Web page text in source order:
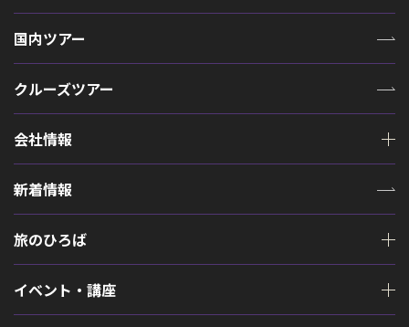
国内ツアー
クルーズツアー
会社情報
新着情報
旅のひろば
イベント・講座